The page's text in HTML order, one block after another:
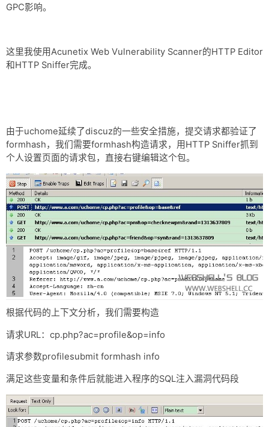
GPC影响。
这里我使用Acunetix Web Vulnerability Scanner的HTTP Editor
和HTTP Sniffer完成。
由于uchome延续了discuz的一些安全措施，提交请求都验证了
formhash，我们需要formhash构造请求，用HTTP Sniffer抓到
个人设置页面的请求包，直接右键编辑这个包。
根据代码的上下文分析，我们需要构造
请求URL：cp.php?ac=profile&op=info
请求参数profilesubmit formhash info
满足这些变量和条件后就能进入程序的SQL注入漏洞代码段